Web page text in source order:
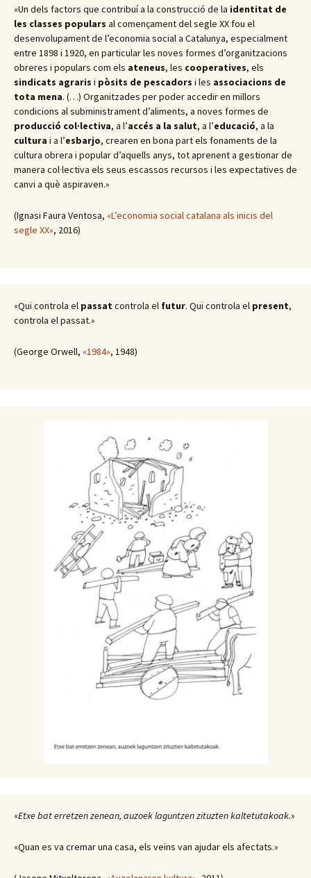
«Un dels factors que contribuí a la construcció de la identitat de
les classes populars al començament del segle XX fou el
desenvolupament de l’economia social a Catalunya, especialment
entre 1898 i 1920, en particular les noves formes d’organitzacions
obreres i populars com els ateneus, les cooperatives, els
sindicats agraris i pòsits de pescadors i les associacions de
tota mena. (…) Organitzades per poder accedir en millors
condicions al subministrament d’aliments, a noves formes de
producció col·lectiva, a l’accés a la salut, a l’educació, a la
cultura i a l’esbarjo, crearen en bona part els fonaments de la
cultura obrera i popular d’aquells anys, tot aprenent a gestionar de
manera col·lectiva els seus escassos recursos i les expectatives de
canvi a què aspiraven.»
(Ignasi Faura Ventosa, «L’economia social catalana als inicis del
segle XX», 2016)
«Qui controla el passat controla el futur. Qui controla el present,
controla el passat.»
(George Orwell, «1984», 1948)
«Etxe bat erretzen zenean, auzoek laguntzen zituzten kaltetutakoak.»
«Quan es va cremar una casa, els veïns van ajudar els afectats.»